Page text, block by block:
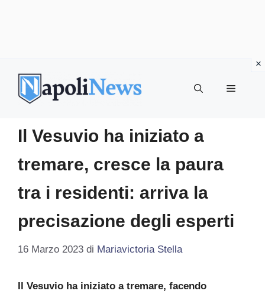
contenuto
MENU
Il Vesuvio ha iniziato a
tremare, cresce la paura
tra i residenti: arriva la
precisazione degli esperti
16 Marzo 2023 di Mariavictoria Stella
Il Vesuvio ha iniziato a tremare, facendo